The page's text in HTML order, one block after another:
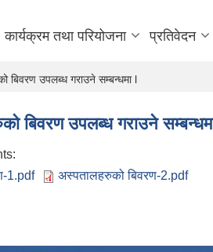
कार्यक्रम तथा परियोजना प्रतिवेदन
बिवरण उपलब्ध गराउने सम्बन्धमा l
बिवरण उपलब्ध गराउने
1.pdf
अस्पतालहरुको बिवरण-2.pdf